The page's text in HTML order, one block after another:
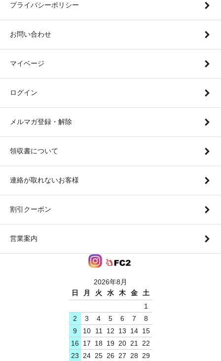
プライバシーポリシー
お問い合わせ
マイベージ
ログイン
メルマガ登録・解除
領収書について
連絡が取れないお客様
割引クーポン
営業案内
2026年8月
日
月 火 水 木 金
土
1
2
3 4 5 6 7
8
9
10 11 12 13 14 15
16
17 18 19 20 21
22
23
24 25 26 27 28 29